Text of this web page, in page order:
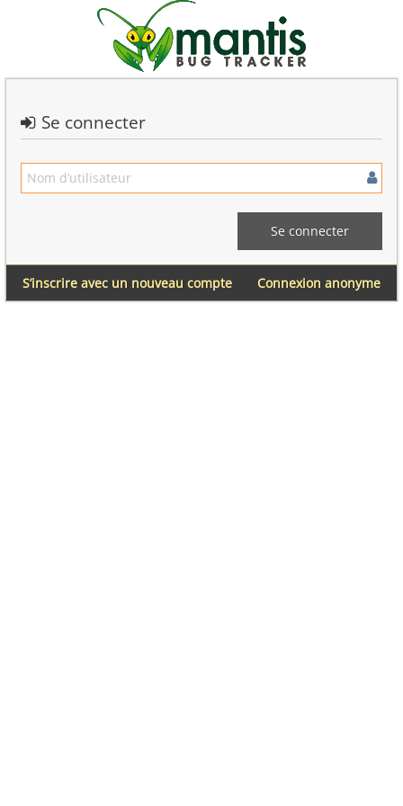
Se connecter
Connexion anonyme
S’inscrire avec un nouveau compte